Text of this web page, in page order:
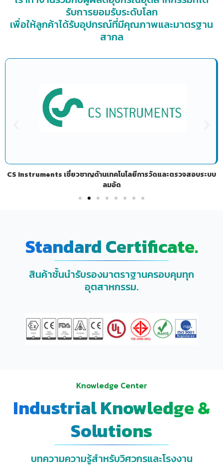
รับการยอมรับระดับโลก
เพื่อให้ลูกค้าได้รับอุปกรณ์ที่มีคุณภาพและมาตรฐาน
สากล
CS Instruments เชี่ยวชาญด้านเทคโนโลยีการวัดและตรวจสอบระบบ
ลมอัด
Standard Certificate.
สินค้าชั้นนำรับรองมาตราฐานครอบคุมทุก
อุตสาหกรรม.
Knowledge Center
Industrial Knowledge &
Solutions
บทความความรู้สำหรับวิศวกรและโรงงาน